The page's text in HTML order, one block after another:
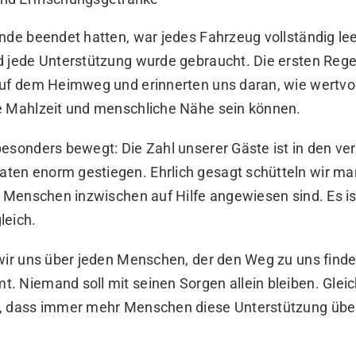
beendet hatten, war jedes Fahrzeug vollständig
jede Unterstützung wurde gebraucht. Die ersten
dem Heimweg und erinnerten uns daran, wie
Mahlzeit und menschliche Nähe sein können.
bewegt: Die Zahl unserer Gäste ist in den
enorm gestiegen. Ehrlich gesagt schütteln wir
inzwischen auf Hilfe angewiesen sind. Es
uns über jeden Menschen, der den Weg zu uns
Niemand soll mit seinen Sorgen allein bleiben.
dass immer mehr Menschen diese Unterstützung